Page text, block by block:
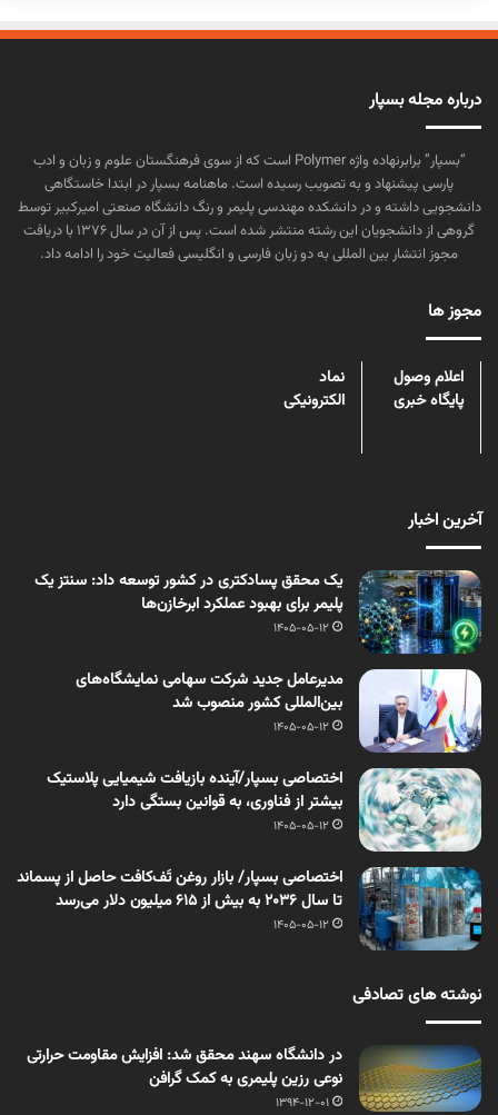
درباره مجله بسپار
“بسپار” برابرنهاده واژه Polymer است که از سوی فرهنگستان علوم و زبان و ادب
پارسی پیشنهاد و به تصویب رسیده است. ماهنامه بسپار در ابتدا خاستگاهی
دانشجویی داشته و در دانشکده مهندسی پلیمر و رنگ دانشگاه صنعتی امیرکبیر توسط
گروهی از دانشجویان این رشته منتشر شده است. پس از آن در سال ۱۳۷۶ با دریافت
مجوز انتشار بین المللی به دو زبان فارسی و انگلیسی فعالیت خود را ادامه داد.
مجوز ها
اعلام وصول
پایگاه خبری
نماد
الکترونیکی
آخرین اخبار
یک محقق پسادکتری در کشور توسعه داد: سنتز یک
پلیمر برای بهبود عملکرد ابرخازن‌ها
1405-05-12
مدیرعامل جدید شرکت سهامی نمایشگاه‌های
بین‌المللی کشور منصوب شد
1405-05-12
اختصاصی بسپار/آینده بازیافت شیمیایی پلاستیک
بیشتر از فناوری، به قوانین بستگی دارد
1405-05-12
اختصاصی بسپار/ بازار روغن تَف‌کافت حاصل از پسماند
تا سال ۲۰۳۶ به بیش از ۶۱۵ میلیون دلار می‌رسد
1405-05-12
نوشته های تصادفی
در دانشگاه سهند محقق شد: افزایش مقاومت حرارتی
نوعی رزین پلیمری به کمک گرافن
1394-12-01